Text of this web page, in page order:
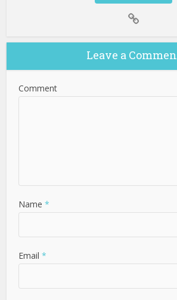
Leave a
Comment
Name *
Email *